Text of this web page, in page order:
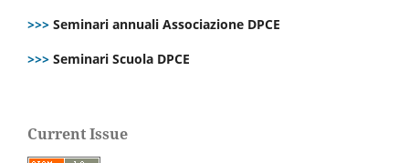
>>> Seminari annuali Associazione DPCE
>>> Seminari Scuola DPCE
Current Issue